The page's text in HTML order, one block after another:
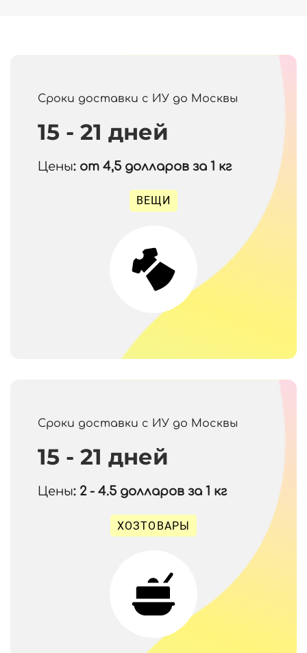
Сроки доставки с ИУ до Москвы
15 - 21 дней
Цены: от 4,5 долларов за 1 кг
ВЕЩИ
Сроки доставки с ИУ до Москвы
15 - 21 дней
Цены: 2 - 4.5 долларов за 1 кг
ХОЗТОВАРЫ